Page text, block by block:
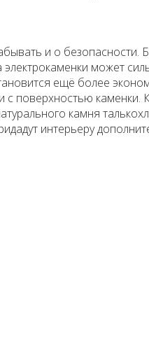
и о
может
ещё более
поверхностью
камня
интерьеру